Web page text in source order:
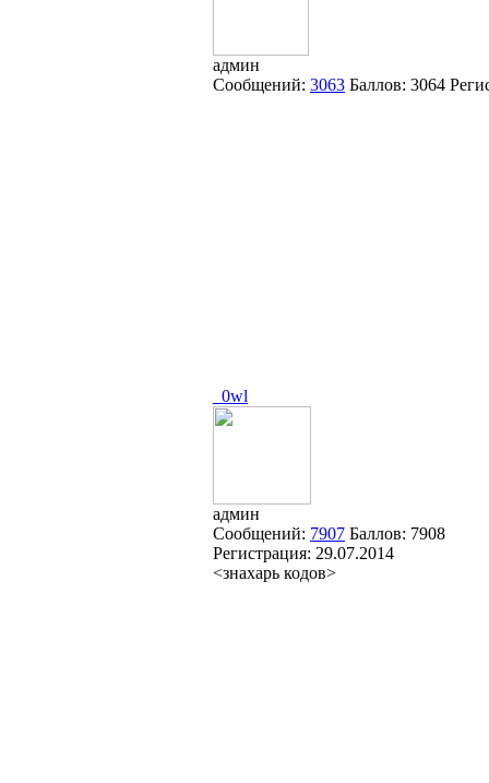
админ
Сообщений: 3063 Баллов: 3064
_0wl
админ
Сообщений: 7907 Баллов: 7908
Регистрация: 29.07.2014
<знахарь кодов>